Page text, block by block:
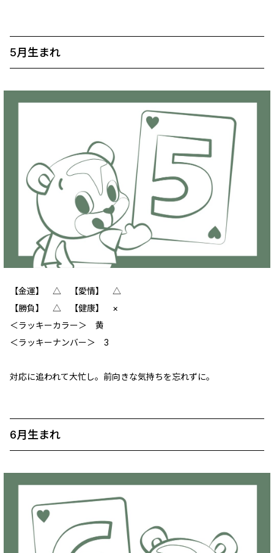
5月生まれ
【金運】 ‪‪△ 【愛情】 △
【勝負】 △ 【健康】 ×
＜ラッキーカラー＞ 黄
＜ラッキーナンバー＞ 3
対応に追われて大忙し。前向きな気持ちを忘れずに。
6月生まれ